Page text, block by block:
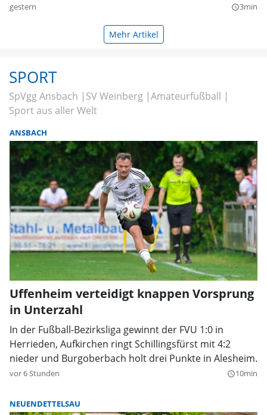
gestern query_builder3min
Mehr Artikel
SPORT
SpVgg Ansbach SV Weinberg Amateurfußball
Sport aus aller Welt
ANSBACH
Uffenheim verteidigt knappen Vorsprung
in Unterzahl
In der Fußball-Bezirksliga gewinnt der FVU 1:0 in
Herrieden, Aufkirchen ringt Schillingsfürst mit 4:2
nieder und Burgoberbach holt drei Punkte in Alesheim.
vor 6 Stunden query_builder10min
NEUENDETTELSAU